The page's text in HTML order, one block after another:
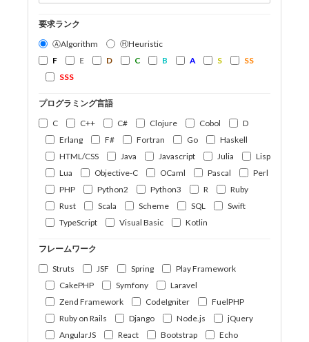
要求ランク
ⒶAlgorithm
ⒽHeuristic
F
E D C B A S
SS
SSS
プログラミング言語
C
C++ C# Clojure Cobol
D
Erlang
F# Fortran Go
Haskell
HTML/CSS
Java Javascript Julia
Lisp
Lua
Objective-C OCaml Pascal
Perl
PHP
Python2 Python3 R
Ruby
Rust
Scala Scheme SQL
Swift
TypeScript
Visual Basic Kotlin
フレームワーク
Struts
JSF Spring
Play Framework
CakePHP
Symfony
Laravel
Zend Framework
CodeIgniter
FuelPHP
Ruby on Rails
Django Node.js
jQuery
AngularJS
React Bootstrap
Echo